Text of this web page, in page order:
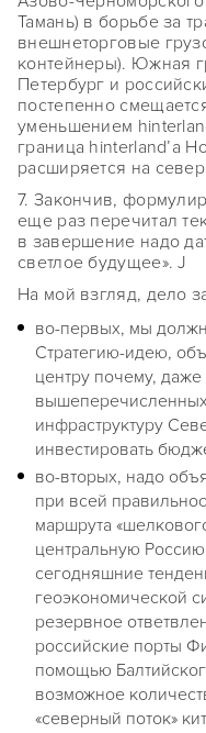
Тамань) в борьбе за
внешнеторговые
контейнеры). Южная
Петербург и
постепенно
уменьшением
граница hinterland’а
расширяется на
7. Закончив,
еще раз перечитал
в завершение надо
светлое будущее». J
На мой взгляд, дело
во-первых, мы
Стратегию-идею,
центру почему, даже
инфраструктуру
инвестировать
во-вторых, надо
при всей
маршрута
центральную
сегодняшние
геоэкономической
резервное
российские порты
помощью
возможное
«северный поток»